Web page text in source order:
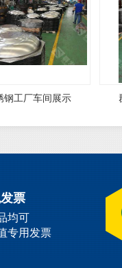
钢工厂车间展示
票
均可
专用发票